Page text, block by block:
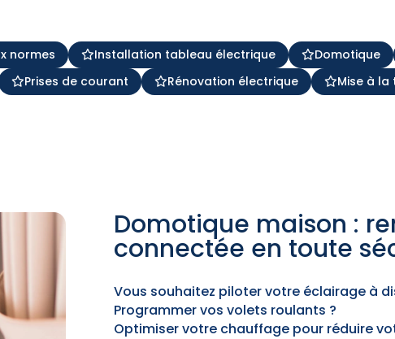
normes Installation tableau électrique Domotique
Prises de courant
Rénovation électrique Mise à la
Domotique maison :
connectée en toute
Vous souhaitez piloter votre éclairage à
Programmer vos volets roulants ?
Optimiser votre chauffage pour réduire